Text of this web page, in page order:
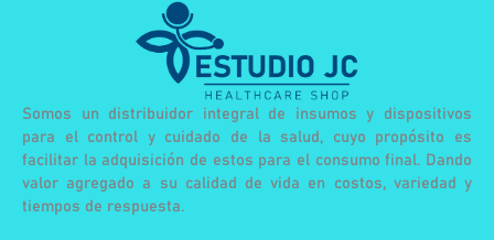
Somos un distribuidor integral de insumos y dispositivos
para el control y cuidado de la salud, cuyo propósito es
facilitar la adquisición de estos para el consumo final. Dando
valor agregado a su calidad de vida en costos, variedad y
tiempos de respuesta.